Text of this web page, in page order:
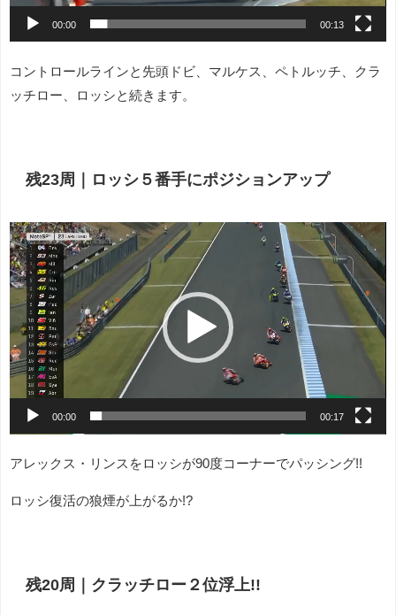
00:00 00:13
コントロールラインと先頭ドビ、マルケス、ペトルッチ、クラ
ッチロー、ロッシと続きます。
残23周｜ロッシ５番手にポジションアップ
動
画
プ
レ
ー
ヤ
ー
00:00 00:17
アレックス・リンスをロッシが90度コーナーでパッシング!!
ロッシ復活の狼煙が上がるか!?
残20周｜クラッチロー２位浮上!!